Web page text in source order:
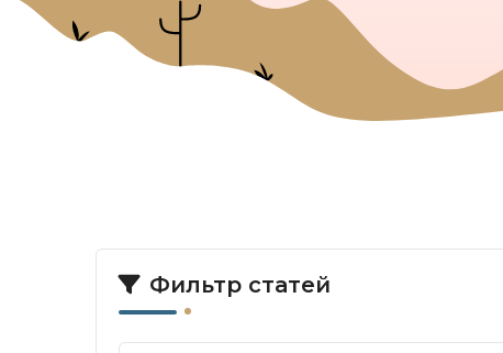
Фильтр статей